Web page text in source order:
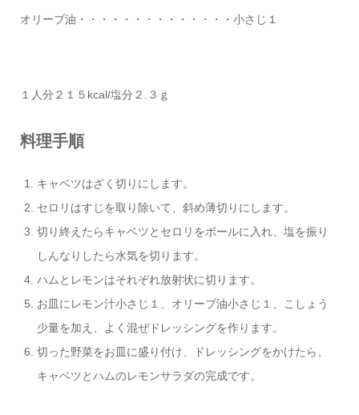
オリーブ油・・・・・・・・・・・・・・小さじ１
１人分２１５kcal/塩分２.３ｇ
料理手順
キャベツはざく切りにします。
セロリはすじを取り除いて、斜め薄切りにします。
切り終えたらキャベツとセロリをボールに入れ、塩を振り
しんなりしたら水気を切ります。
ハムとレモンはそれぞれ放射状に切ります。
お皿にレモン汁小さじ１、オリーブ油小さじ１、こしょう
少量を加え、よく混ぜドレッシングを作ります。
切った野菜をお皿に盛り付け、ドレッシングをかけたら、
キャベツとハムのレモンサラダの完成です。